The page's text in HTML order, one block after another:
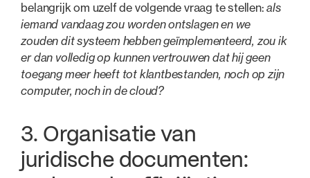
belangrijk om uzelf de volgende vraag te stellen:als
iemand vandaag zou worden ontslagen en we
zouden dit systeem hebben geïmplementeerd, zou ik
er dan volledig op kunnen vertrouwen dat hij geen
toegang meer heeft tot klantbestanden, noch op zijn
computer, noch in de cloud?
3. Organisatie van
juridische documenten: